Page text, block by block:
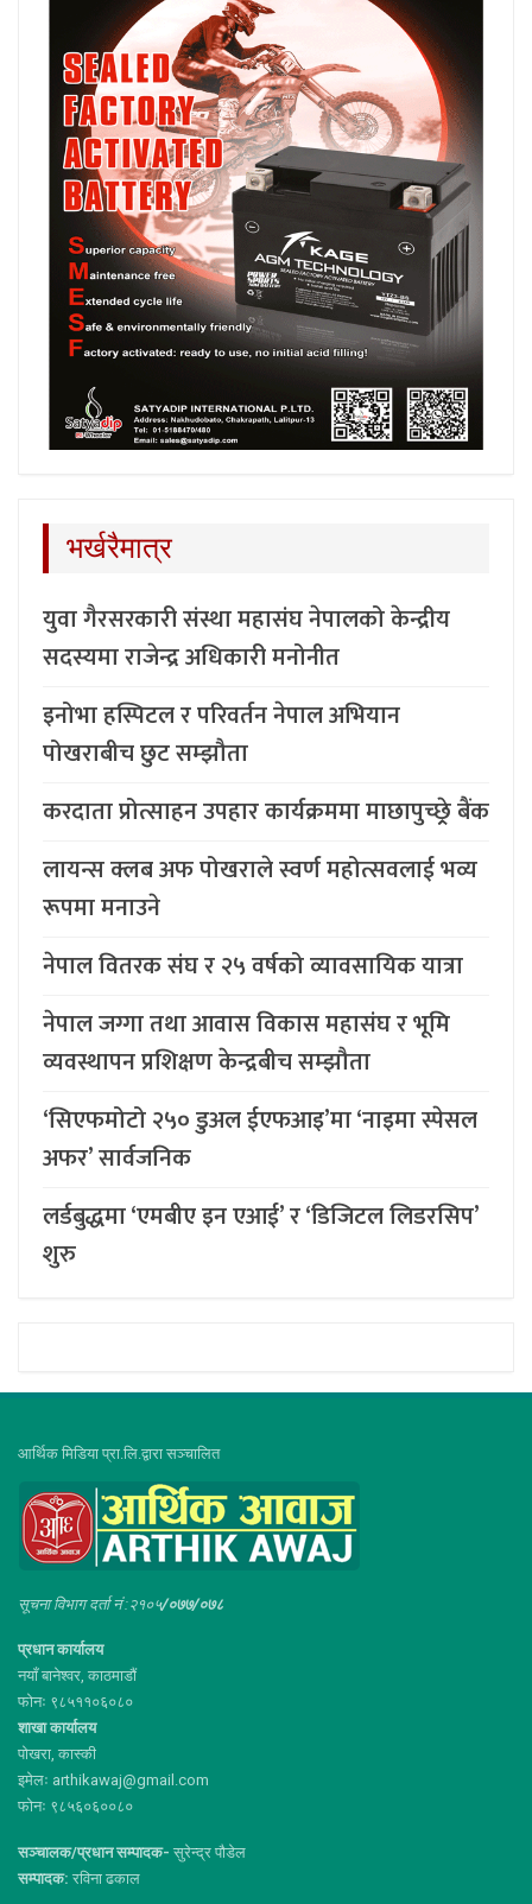
भर्खरैमात्र
युवा गैरसरकारी संस्था महासंघ नेपालको केन्द्रीय
सदस्यमा राजेन्द्र अधिकारी मनोनीत
इनोभा हस्पिटल र परिवर्तन नेपाल अभियान
पोखराबीच छुट सम्झौता
करदाता प्रोत्साहन उपहार कार्यक्रममा माछापुच्छ्र्रे बैंक
लायन्स क्लब अफ पोखराले स्वर्ण महोत्सवलाई भव्य
रूपमा मनाउने
नेपाल वितरक संघ र २५ वर्षको व्यावसायिक यात्रा
नेपाल जग्गा तथा आवास विकास महासंघ र भूमि
व्यवस्थापन प्रशिक्षण केन्द्रबीच सम्झौता
‘सिएफमोटो २५० डुअल ईएफआइ’मा ‘नाइमा स्पेसल
अफर’ सार्वजनिक
लर्डबुद्धमा ‘एमबीए इन एआई’ र ‘डिजिटल लिडरसिप’
शुरु
आर्थिक मिडिया प्रा.लि.द्वारा सञ्चालित
सूचना विभाग दर्ता नं :२१०५/०७७/०७८
प्रधान कार्यालय
नयाँ बानेश्वर, काठमाडौं
फोनः ९८५११०६०८०
शाखा कार्यालय
पोखरा, कास्की
इमेलः arthikawaj@gmail.com
फोनः ९८५६०६००८०
सञ्चालक/प्रधान सम्पादक- सुरेन्द्र पौडेल
सम्पादक: रविना ढकाल